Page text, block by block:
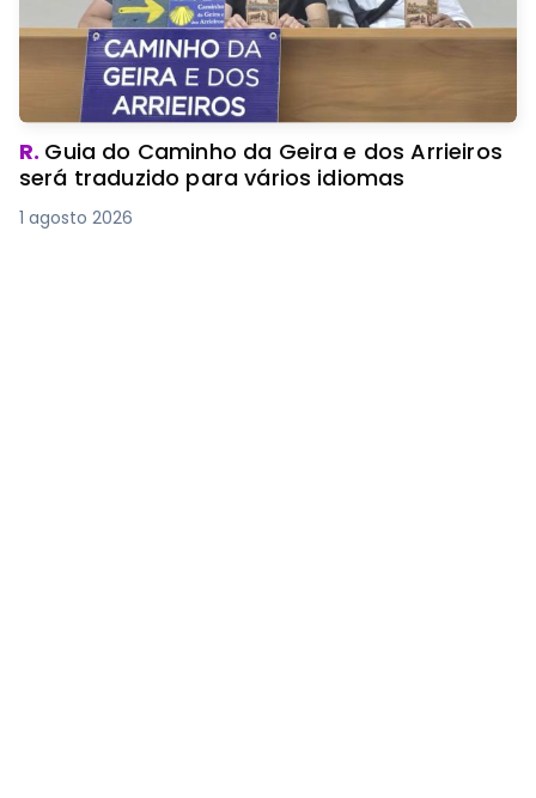
R. Guia do Caminho da Geira e dos Arrieiros
será traduzido para vários idiomas
1 agosto 2026